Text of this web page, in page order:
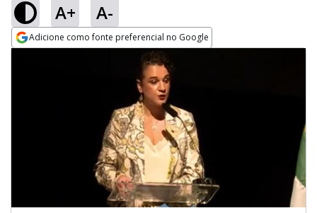
A+ A-
Adicione como fonte preferencial no Google